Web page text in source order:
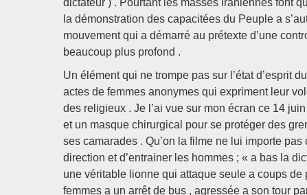
dictateur ) . Pourtant les masses iraniennes font
la démonstration des capacitées du Peuple a
mouvement qui a démarré au prétexte d’une
beaucoup plus profond .
Un élément qui ne trompe pas sur l’état d’esprit
actes de femmes anonymes qui expriment leur
des religieux . Je l’ai vue sur mon écran ce 14
et un masque chirurgical pour se protéger des
ses camarades . Qu’on la filme ne lui importe
direction et d’entrainer les hommes ; « a bas la
une véritable lionne qui attaque seule a coups
femmes a un arrêt de bus , agressée a son tour